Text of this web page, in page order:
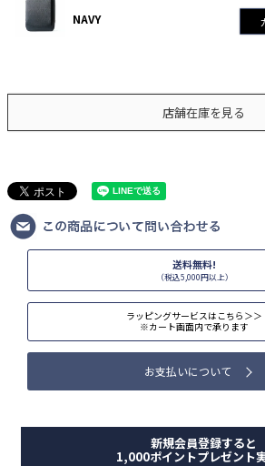
NAVY
店舗在庫を見る
送料無料!
（税込5,000円以上）
ラッピングサービスはこちら＞＞
※カート画面内で承ります
お支払いについて
新規会員登録すると
1,000ポイントプレゼント